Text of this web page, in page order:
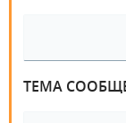
ТЕМА